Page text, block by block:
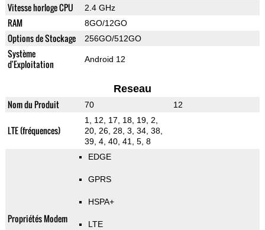
Vitesse horloge CPU 2.4 GHz
RAM 8GO/12GO
Options de Stockage 256GO/512GO
Système
d'Exploitation
Android 12
Reseau
Nom du Produit 70 12
LTE (fréquences)
1, 12, 17, 18, 19, 2,
20, 26, 28, 3, 34, 38,
39, 4, 40, 41, 5, 8
Propriétés Modem
EDGE
GPRS
HSPA+
LTE